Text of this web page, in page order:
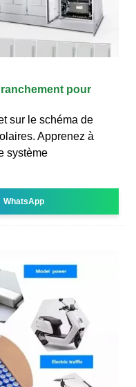
pour
sur le schéma de
Apprenez à
système
WhatsApp